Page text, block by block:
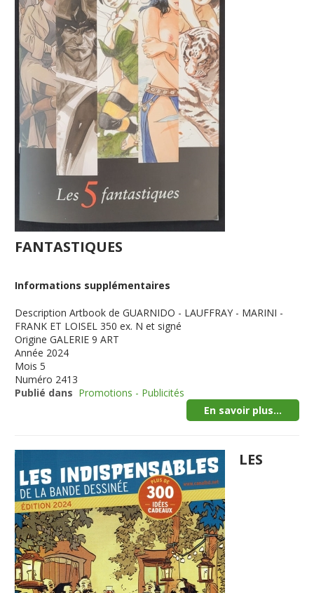
FANTASTIQUES
Informations supplémentaires
Description Artbook de GUARNIDO - LAUFFRAY - MARINI -
FRANK ET LOISEL 350 ex. N et signé
Origine GALERIE 9 ART
Année 2024
Mois 5
Numéro 2413
Publié dans Promotions - Publicités
En savoir plus...
LES